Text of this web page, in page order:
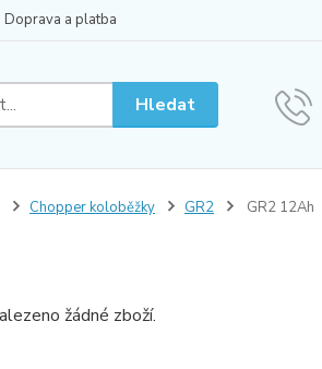
Doprava a platba
Hledat
Chopper koloběžky GR2 GR2 12Ah
žádné zboží.